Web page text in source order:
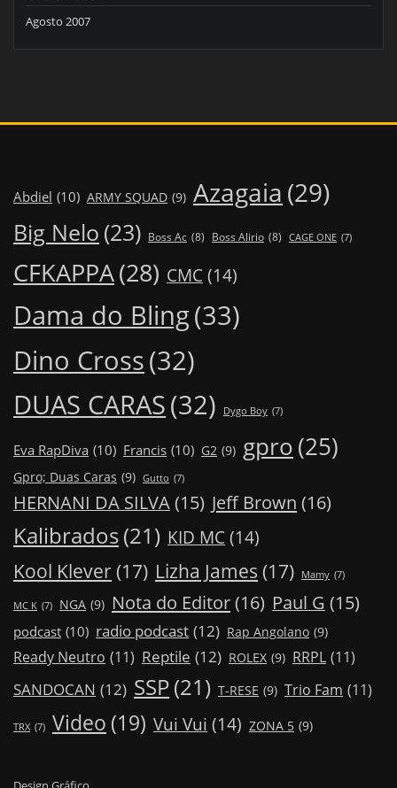
Agosto 2007
Abdiel (10) ARMY SQUAD (9) Azagaia (29)
Big Nelo (23) Boss Ac (8) Boss Alirio (8) CAGE ONE (7)
CFKAPPA(28) CMC (14)
Dama do Bling(33)
Dino Cross(32)
DUAS CARAS(32) Dygo Boy (7)
Eva RapDiva (10) Francis (10) G2 (9) gpro(25)
Gpro; Duas Caras (9) Gutto (7)
HERNANI DA SILVA(15) Jeff Brown (16)
Kalibrados(21) KID MC (14)
Kool Klever (17) Lizha James (17) Mamy (7)
MC K (7) NGA (9) Nota do Editor(16) Paul G (15)
podcast (10) radio podcast (12) Rap Angolano (9)
Ready Neutro (11) Reptile (12) ROLEX (9) RRPL (11)
SANDOCAN (12) SSP(21) T-RESE (9) Trio Fam (11)
TRX (7) Video (19) Vui Vui (14) ZONA 5 (9)